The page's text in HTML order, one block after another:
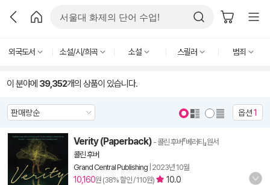
외국도서 소설/시/희곡 소설 스릴러 범죄
이 분야에 39,352개의 상품이 있습니다.
옵션1
Verity (Paperback) - 콜린 후버『베러티』원서
콜린 후버
Grand Central Publishing 2023년 10월
10,160원 (38% 할인 / 110원) 10.0